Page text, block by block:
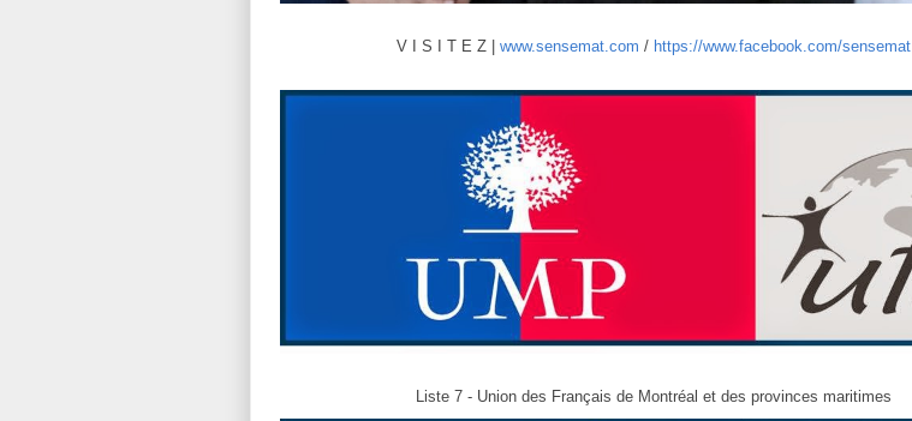
V I S I T E Z | www.sensemat.com / https://www.facebook.com/sensemat
Liste 7 - Union des Français de Montréal et des provinces maritimes